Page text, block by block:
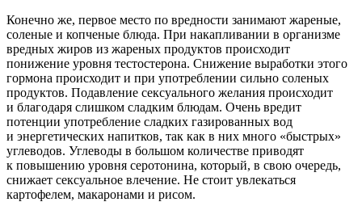
Конечно же, первое место по вредности занимают жареные,
соленые и копченые блюда. При накапливании в организме
вредных жиров из жареных продуктов происходит
понижение уровня тестостерона. Снижение выработки этого
гормона происходит и при употреблении сильно соленых
продуктов. Подавление сексуального желания происходит
и благодаря слишком сладким блюдам. Очень вредит
потенции употребление сладких газированных вод
и энергетических напитков, так как в них много «быстрых»
углеводов. Углеводы в большом количестве приводят
к повышению уровня серотонина, который, в свою очередь,
снижает сексуальное влечение. Не стоит увлекаться
картофелем, макаронами и рисом.